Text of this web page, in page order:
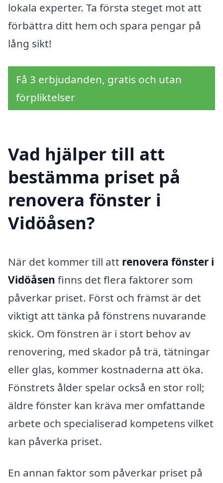
lokala experter. Ta första steget mot att
förbättra ditt hem och spara pengar på
lång sikt!
Få 3 erbjudanden, gratis och utan
förpliktelser
Vad hjälper till att
bestämma priset på
renovera fönster i
Vidöåsen?
När det kommer till att renovera fönster i
Vidöåsen finns det flera faktorer som
påverkar priset. Först och främst är det
viktigt att tänka på fönstrens nuvarande
skick. Om fönstren är i stort behov av
renovering, med skador på trä, tätningar
eller glas, kommer kostnaderna att öka.
Fönstrets ålder spelar också en stor roll;
äldre fönster kan kräva mer omfattande
arbete och specialiserad kompetens vilket
kan påverka priset.
En annan faktor som påverkar priset på